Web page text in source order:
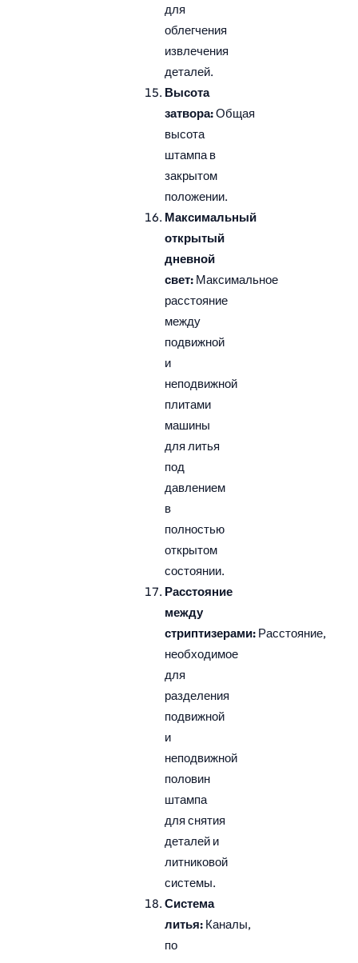
для
облегчения
извлечения
деталей.
Высота
затвора:Общая
высота
штампа в
закрытом
положении.
Максимальный
открытый
дневной
свет: Максимальное
расстояние
между
подвижной
и
неподвижной
плитами
машины
для литья
под
давлением
в
полностью
открытом
состоянии.
Расстояние
между
стриптизерами: Расстояние,
необходимое
для
разделения
подвижной
и
неподвижной
половин
штампа
для снятия
деталей и
литниковой
системы.
Система
литья: Каналы,
по